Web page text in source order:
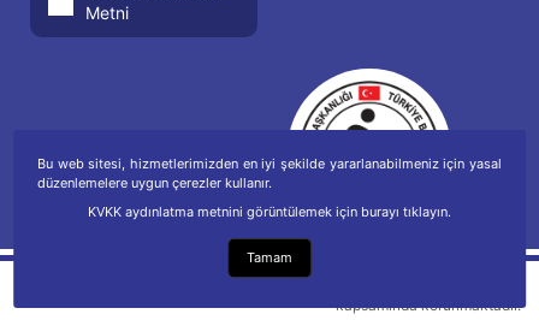
Metni
Telif hakkı Fikir ve Sanat Eserleri Kanunu
kapsamında korunmaktadır.
Bu web sitesi, hizmetlerimizden en iyi şekilde yararlanabilmeniz için yasal
düzenlemelere uygun çerezler kullanır.
KVKK aydınlatma metnini görüntülemek için burayı tıklayın.
Tamam